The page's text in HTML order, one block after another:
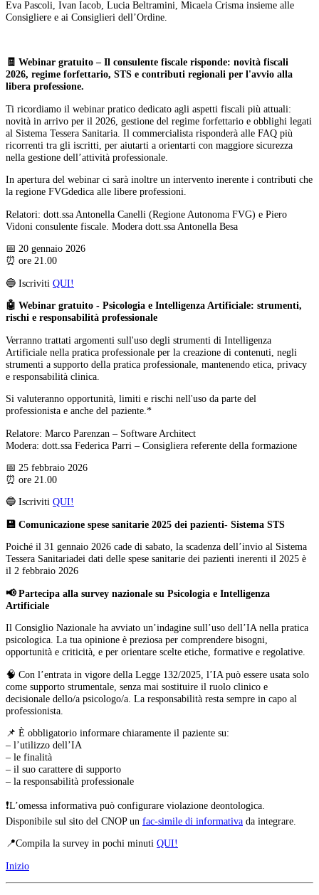
Eva Pascoli, Ivan Iacob, Lucia Beltramini, Micaela Crisma insieme alle
Consigliere e ai Consiglieri dell’Ordine.
🧾 Webinar gratuito – Il consulente fiscale risponde: novità fiscali
2026, regime forfettario, STS e contributi regionali per l'avvio alla
libera professione.
Ti ricordiamo il webinar pratico dedicato agli aspetti fiscali più attuali:
novità in arrivo per il 2026, gestione del regime forfettario e obblighi legati
al Sistema Tessera Sanitaria. Il commercialista risponderà alle FAQ più
ricorrenti tra gli iscritti, per aiutarti a orientarti con maggiore sicurezza
nella gestione dell’attività professionale.
In apertura del webinar ci sarà inoltre un intervento inerente i contributi che
la regione FVGdedica alle libere professioni.
Relatori: dott.ssa Antonella Canelli (Regione Autonoma FVG) e Piero
Vidoni consulente fiscale. Modera dott.ssa Antonella Besa
📅 20 gennaio 2026
⏰ ore 21.00
🔵 Iscriviti QUI!
🤖 Webinar gratuito - Psicologia e Intelligenza Artificiale: strumenti,
rischi e responsabilità professionale
Verranno trattati argomenti sull'uso degli strumenti di Intelligenza
Artificiale nella pratica professionale per la creazione di contenuti, negli
strumenti a supporto della pratica professionale, mantenendo etica, privacy
e responsabilità clinica.
Si valuteranno opportunità, limiti e rischi nell'uso da parte del
professionista e anche del paziente.*
Relatore: Marco Parenzan – Software Architect
Modera: dott.ssa Federica Parri – Consigliera referente della formazione
📅 25 febbraio 2026
⏰ ore 21.00
🔵 Iscriviti QUI!
💾 Comunicazione spese sanitarie 2025 dei pazienti- Sistema STS
Poiché il 31 gennaio 2026 cade di sabato, la scadenza dell’invio al Sistema
Tessera Sanitariadei dati delle spese sanitarie dei pazienti inerenti il 2025 è
il 2 febbraio 2026
📢 Partecipa alla survey nazionale su Psicologia e Intelligenza
Artificiale
Il Consiglio Nazionale ha avviato un’indagine sull’uso dell’IA nella pratica
psicologica. La tua opinione è preziosa per comprendere bisogni,
opportunità e criticità, e per orientare scelte etiche, formative e regolative.
🧠 Con l’entrata in vigore della Legge 132/2025, l’IA può essere usata solo
come supporto strumentale, senza mai sostituire il ruolo clinico e
decisionale dello/a psicologo/a. La responsabilità resta sempre in capo al
professionista.
📌 È obbligatorio informare chiaramente il paziente su:
– l’utilizzo dell’IA
– le finalità
– il suo carattere di supporto
– la responsabilità professionale
❗L’omessa informativa può configurare violazione deontologica.
Disponibile sul sito del CNOP un fac-simile di informativa da integrare.
📍Compila la survey in pochi minuti QUI!
Inizio